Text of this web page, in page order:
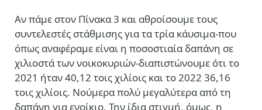
Αν πάμε στον Πίνακα 3 και αθροίσουμε τους
συντελεστές στάθμισης για τα τρία κάυσιμα-που
όπως αναφέραμε είναι η ποσοστιαία δαπάνη σε
χιλιοστά των νοικοκυριών-διαπιστώνουμε ότι το
2021 ήταν 40,12 τοις χιλίοις και το 2022 36,16
τοις χιλίοις. Νούμερα πολύ μεγαλύτερα από τη
δαπάνη για ενοίκιο. Την ίδια στιγμή, όμως, η